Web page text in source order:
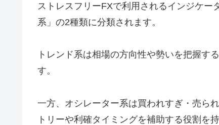
ストレスフリーFXで利用されるインジケ
系」の2種類に分類されます。
トレンド系は相場の方向性や勢いを把握す
す。
一方、オシレーター系は買われすぎ・売ら
トリーや利確タイミングを補助する役割を持